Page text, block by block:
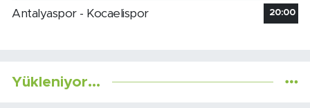
Antalyaspor - Kocaelispor 20:00
Yükleniyor...